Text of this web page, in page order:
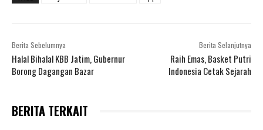
Berita Sebelumnya
Halal Bihalal KBB Jatim, Gubernur
Borong Dagangan Bazar
Berita Selanjutnya
Raih Emas, Basket Putri
Indonesia Cetak Sejarah
BERITA TERKAIT